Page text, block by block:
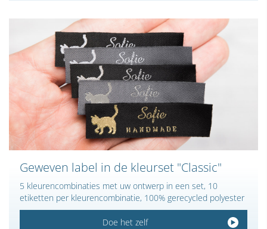
Geweven label in de kleurset "Classic"
5 kleurencombinaties met uw ontwerp in een set, 10
etiketten per kleurencombinatie, 100% gerecycled polyester
Doe het zelf